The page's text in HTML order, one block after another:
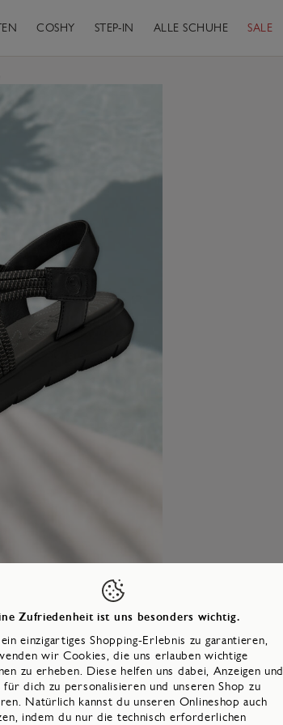
COSHY STEP-IN ALLE SCHUHE SALE
Technologien
42- 001
Zufriedenheit ist uns besonders wichtig.
einzigartiges Shopping-Erlebnis zu garantieren,
wir Cookies, die uns erlauben wichtige
zu erheben. Diese helfen uns dabei, Anzeigen und
für dich zu personalisieren und unseren Shop zu
Natürlich kannst du unseren Onlineshop auch
indem du nur die technisch erforderlichen